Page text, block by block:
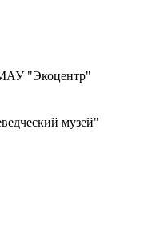
"Экоцентр"
музей"